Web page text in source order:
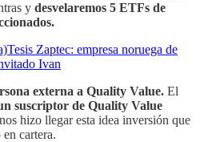
y desvelaremos 5 ETFs de
Zaptec: empresa noruega de
Ivan
externa a Quality Value. El
suscriptor de Quality Value
hizo llegar esta idea inversión que
cartera.